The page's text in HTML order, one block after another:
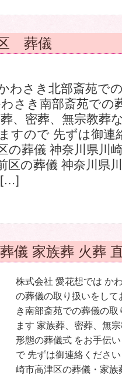
葬儀
さき北部斎苑で
さき南部斎苑での
、密葬、無宗教葬
すので 先ずは御連
の葬儀 神奈川県川
区の葬儀 神奈川県
[…]
儀 家族葬 火葬
株式会社 愛花想では か
の葬儀の取り扱いをして
き南部斎苑での葬儀の
ます 家族葬、密葬、無
形態の葬儀式 をお手伝
で 先ずは御連絡くださ
崎市高津区の葬儀・家族